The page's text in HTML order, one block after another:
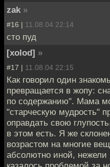
zak »
#16 | 11.08.04 22:14
сто пуд
[xolod] »
#17 | 11.08.04 22:15
Как говорил один
превращается в жопу:
по содержанию". Мама
"старческую мудрость"
оправдать свою
в этом есть. Я же
возрастом на многие
абсолютно иной, нежели